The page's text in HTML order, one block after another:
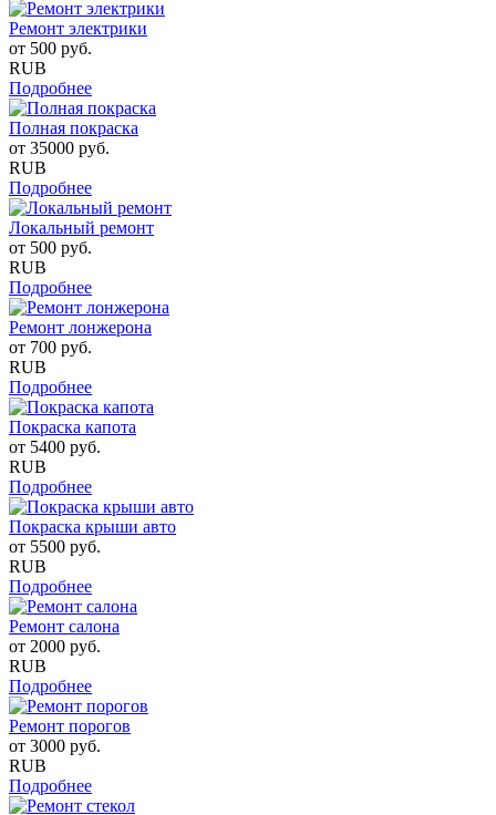
Ремонт электрики
от 500 руб.
RUB
Подробнее
Полная покраска
от 35000 руб.
RUB
Подробнее
Локальный ремонт
от 500 руб.
RUB
Подробнее
Ремонт лонжерона
от 700 руб.
RUB
Подробнее
Покраска капота
от 5400 руб.
RUB
Подробнее
Покраска крыши авто
от 5500 руб.
RUB
Подробнее
Ремонт салона
от 2000 руб.
RUB
Подробнее
Ремонт порогов
от 3000 руб.
RUB
Подробнее